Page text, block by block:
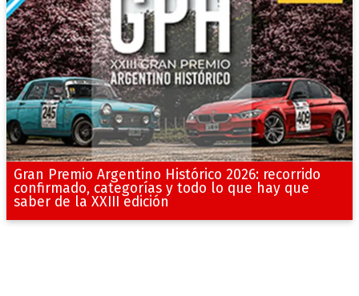
Gran Premio Argentino Histórico 2026: recorrido
confirmado, categorías y todo lo que hay que
saber de la XXIII edición